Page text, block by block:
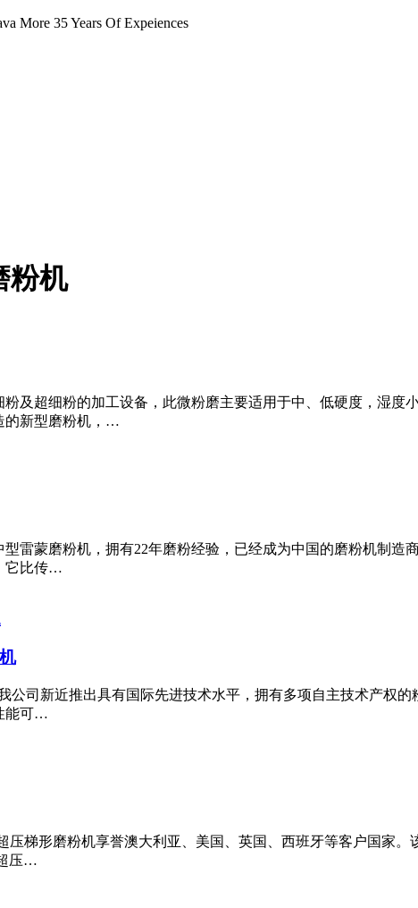
More 35 Years Of Expeiences
粉机
及超细粉的加工设备，此微粉磨主要适用于中、低硬度，湿
的新型磨粉机，…
雷蒙磨粉机，拥有22年磨粉经验，已经成为中国的磨粉机制
它比传…
公司新近推出具有国际先进技术水平，拥有多项自主技术产权
能可…
压梯形磨粉机享誉澳大利亚、美国、英国、西班牙等客户国家
压…